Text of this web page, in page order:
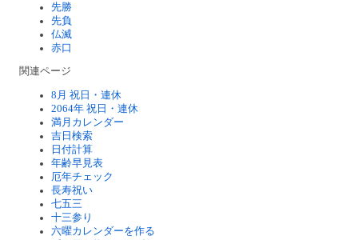
先勝
先負
仏滅
赤口
関連ページ
8月 祝日・連休
2064年 祝日・連休
満月カレンダー
吉日検索
日付計算
年齢早見表
厄年チェック
長寿祝い
七五三
十三参り
六曜カレンダーを作る